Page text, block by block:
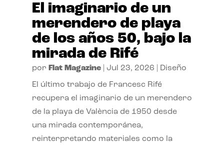
El imaginario de un
merendero de playa
de los años 50, bajo la
mirada de Rifé
por Flat Magazine| Jul 23, 2026 Diseño
El último trabajo de Francesc Rifé
recupera el imaginario de un merendero
de la playa de València de 1950 desde
una mirada contemporánea,
reinterpretando materiales como la